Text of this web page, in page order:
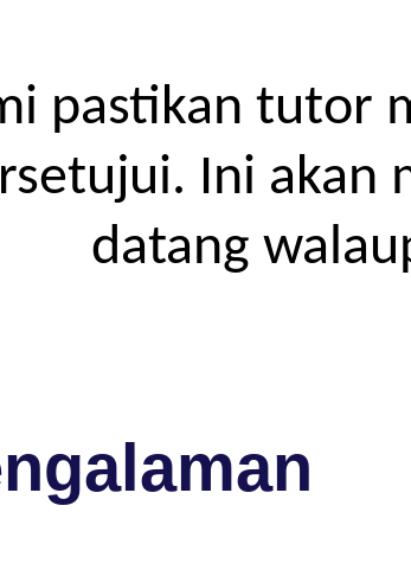
pastikan tutor
Ini akan
datang